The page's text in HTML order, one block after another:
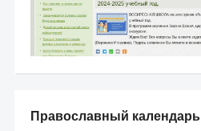
Православный календарь